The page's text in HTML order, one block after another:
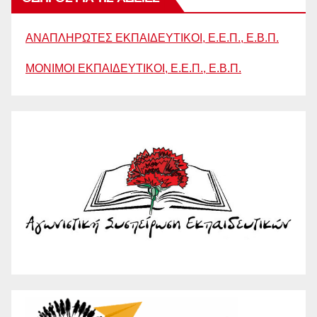
ΑΝΑΠΛΗΡΩΤΕΣ ΕΚΠΑΙΔΕΥΤΙΚΟΙ, Ε.Ε.Π., Ε.Β.Π.
ΜΟΝΙΜΟΙ ΕΚΠΑΙΔΕΥΤΙΚΟΙ, Ε.Ε.Π., Ε.Β.Π.